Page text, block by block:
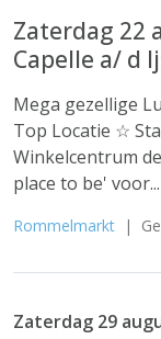
Zaterdag 22
Capelle a/ d
Mega gezellige
Top Locatie ☆
Winkelcentrum
place to be' voor...
Rommelmarkt |
Zaterdag 29